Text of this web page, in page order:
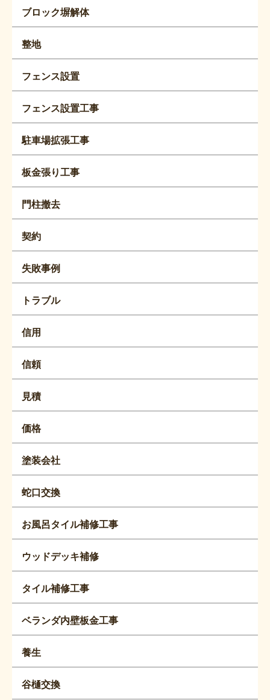
ブロック塀解体
整地
フェンス設置
フェンス設置工事
駐車場拡張工事
板金張り工事
門柱撤去
契約
失敗事例
トラブル
信用
信頼
見積
価格
塗装会社
蛇口交換
お風呂タイル補修工事
ウッドデッキ補修
タイル補修工事
ベランダ内壁板金工事
養生
谷樋交換